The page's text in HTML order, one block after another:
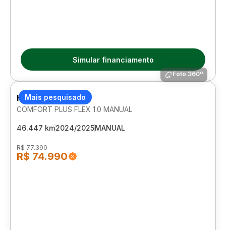
Simular financiamento
Mais pesquisado
Foto 360º
HYUNDAI HB20
COMFORT PLUS FLEX 1.0 MANUAL
46.447 km2024/2025MANUAL
R$ 77.390
R$ 74.990